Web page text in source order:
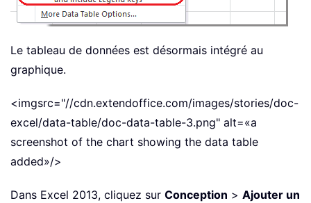
Le tableau de données est désormais intégré au
graphique.
<imgsrc="//cdn.extendoffice.com/images/stories/doc-
excel/data-table/doc-data-table-3.png" alt=«a
screenshot of the chart showing the data table
added»/>
Dans Excel 2013, cliquez sur Conception > Ajouter un